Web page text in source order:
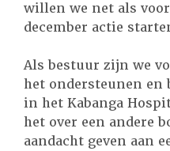
willen we net als
december actie
Als bestuur zijn we
het ondersteunen en
in het Kabanga
het over een andere
aandacht geven aan